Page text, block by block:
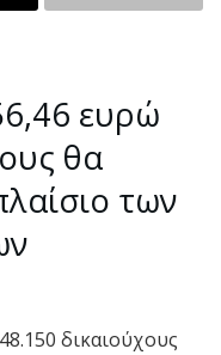
ευρώ
θα
των
δικαιούχους